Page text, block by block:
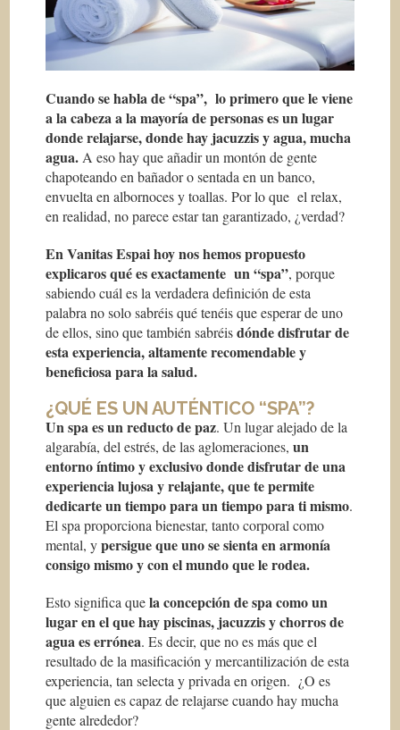
Cuando se habla de “spa”, lo primero que le viene
a la cabeza a la mayoría de personas es un lugar
donde relajarse, donde hay jacuzzis y agua, mucha
agua. A eso hay que añadir un montón de gente
chapoteando en bañador o sentada en un banco,
envuelta en albornoces y toallas. Por lo que el relax,
en realidad, no parece estar tan garantizado, ¿verdad?
En Vanitas Espai hoy nos hemos propuesto
explicaros qué es exactamente un “spa”, porque
sabiendo cuál es la verdadera definición de esta
palabra no solo sabréis qué tenéis que esperar de uno
de ellos, sino que también sabréisdónde disfrutar de
esta experiencia, altamente recomendable y
beneficiosa para la salud.
¿QUÉ ES UN AUTÉNTICO “SPA”?
Un spa es un reducto de paz. Un lugar alejado de la
algarabía, del estrés, de las aglomeraciones,un
entorno íntimo y exclusivo donde disfrutar de una
experiencia lujosa y relajante, que te permite
dedicarte un tiempo para un tiempo para ti mismo.
El spa proporciona bienestar, tanto corporal como
mental, ypersigue que uno se sienta en armonía
consigo mismo y con el mundo que le rodea.
Esto significa quela concepción de spa como un
lugar en el que hay piscinas, jacuzzis y chorros de
agua es errónea. Es decir, que no es más que el
resultado de la masificación y mercantilización de esta
experiencia, tan selecta y privada en origen. ¿O es
que alguien es capaz de relajarse cuando hay mucha
gente alrededor?